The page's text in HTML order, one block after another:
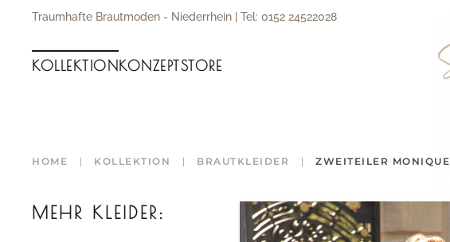
Traumhafte Brautmoden - Niederrhein | Tel: 0152 24522028
KOLLEKTIONKONZEPTSTORE
HOME KOLLEKTION BRAUTKLEIDER ZWEITEILER MONIQUE
MEHR KLEIDER: